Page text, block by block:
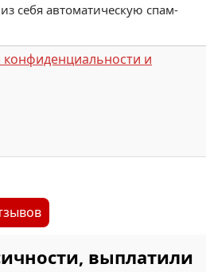
себя автоматическую спам-
и
выплатили